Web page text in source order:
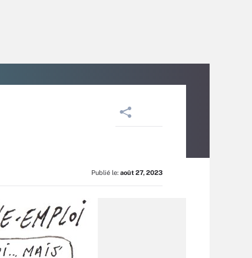
Publié le: août 27, 2023